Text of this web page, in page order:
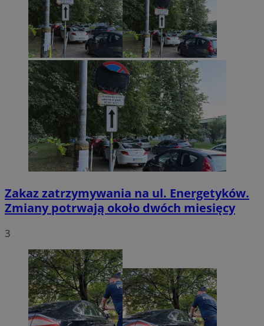
Zakaz zatrzymywania na ul. Energetyków.
Zmiany potrwają około dwóch miesięcy
3